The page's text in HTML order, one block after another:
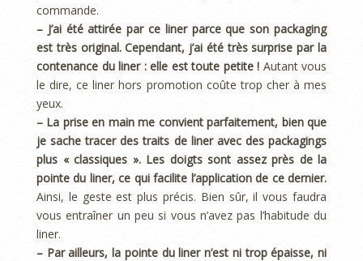
commande.
– J’ai été attirée par ce liner parce que son packaging
est très original. Cependant, j’ai été très surprise par la
contenance du liner : elle est toute petite ! Autant vous
le dire, ce liner hors promotion coûte trop cher à mes
yeux.
– La prise en main me convient parfaitement, bien que
je sache tracer des traits de liner avec des packagings
plus « classiques ». Les doigts sont assez près de la
pointe du liner, ce qui facilite l’application de ce dernier.
Ainsi, le geste est plus précis. Bien sûr, il vous faudra
vous entraîner un peu si vous n’avez pas l’habitude du
liner.
– Par ailleurs, la pointe du liner n’est ni trop épaisse, ni